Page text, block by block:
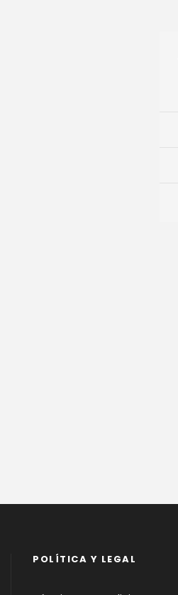
POLÍTICA Y LEGAL